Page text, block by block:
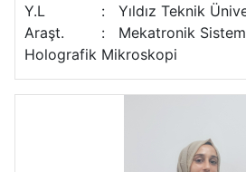
Y.L
:
Yıldız Teknik
Araşt.
:
Mekatronik
Holografik Mikroskopi